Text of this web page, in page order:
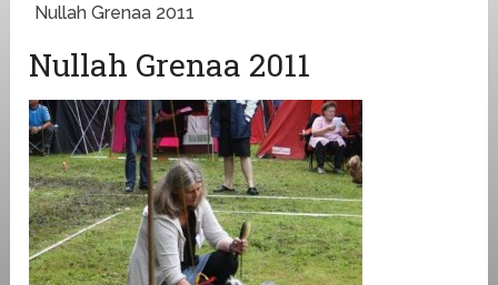
Nullah Grenaa 2011
Nullah Grenaa 2011